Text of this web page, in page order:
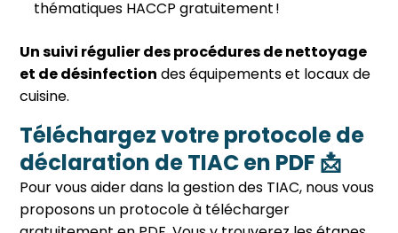
thématiques HACCP gratuitement !
Un suivi régulier des procédures de nettoyage
et de désinfection des équipements et locaux de
cuisine.
Téléchargez votre protocole de
déclaration de TIAC en PDF 📩
Pour vous aider dans la gestion des TIAC, nous vous
proposons un protocole à télécharger